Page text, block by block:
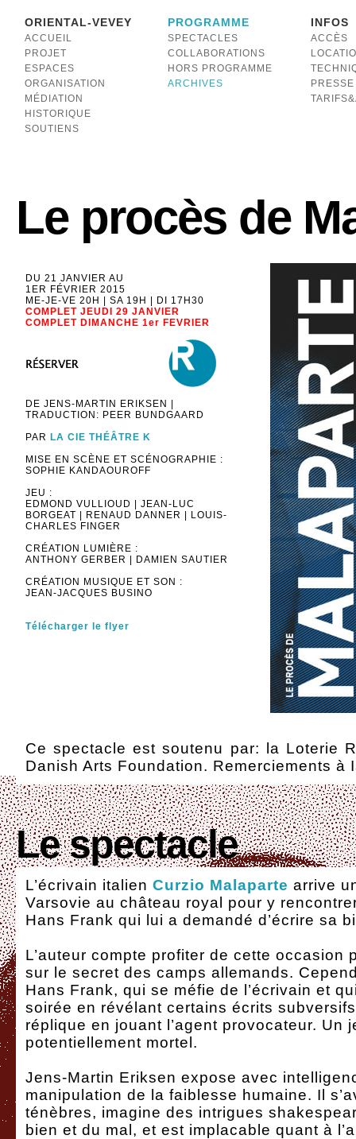
ORIENTAL-VEVEY
ACCUEIL
PROJET
ESPACES
ORGANISATION
MÉDIATION
HISTORIQUE
SOUTIENS
PROGRAMME
SPECTACLES
COLLABORATIONS
HORS PROGRAMME
ARCHIVES
INFOS
ACCÈS
PRESSE
Le procès de
DU 21 JANVIER AU
1ER FÉVRIER 2015
ME-JE-VE 20H | SA 19H | DI 17H30
COMPLET JEUDI 29 JANVIER
COMPLET DIMANCHE 1er FEVRIER
DE JENS-MARTIN ERIKSEN |
TRADUCTION: PEER BUNDGAARD
PAR LA CIE THÉÂTRE K
MISE EN SCÈNE ET SCÉNOGRAPHIE :
SOPHIE KANDAOUROFF
JEU :
EDMOND VULLIOUD | JEAN-LUC
BORGEAT | RENAUD DANNER | LOUIS-
CHARLES FINGER
CRÉATION LUMIÈRE :
ANTHONY GERBER | DAMIEN SAUTIER
CRÉATION MUSIQUE ET SON :
JEAN-JACQUES BUSINO
Télécharger le flyer
Ce spectacle est soutenu par: la Loterie
Danish Arts Foundation. Remerciements à
Le spectacle
L’écrivain italien Curzio Malaparte arrive
Varsovie au château royal pour y
Hans Frank qui lui a demandé d’écrire sa
L’auteur compte profiter de cette occasion
sur le secret des camps allemands.
Hans Frank, qui se méfie de l’écrivain et
soirée en révélant certains écrits
réplique en jouant l’agent provocateur. Un
potentiellement mortel.
Jens-Martin Eriksen expose avec
manipulation de la faiblesse humaine. Il
ténèbres, imagine des intrigues
bien et du mal, et est implacable quant à